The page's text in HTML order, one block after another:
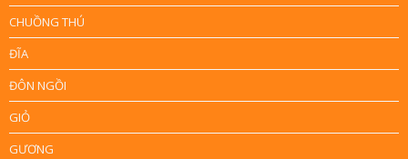
CHUỒNG THÚ
ĐĨA
ĐÔN NGỒI
GIỎ
GƯƠNG